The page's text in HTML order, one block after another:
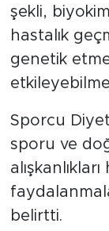
şekli,
hastalık
genetik
Sporcu
sporu ve
belirtti.